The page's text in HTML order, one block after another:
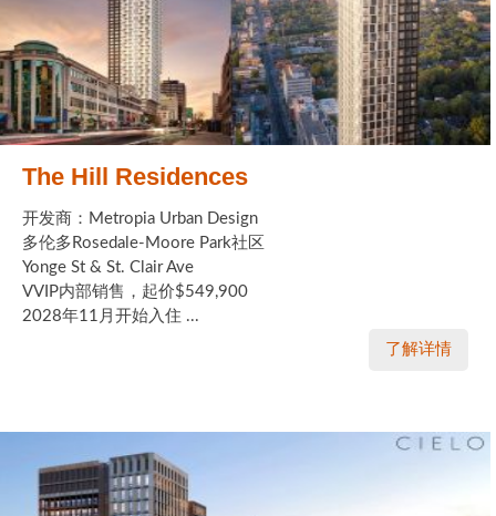
The Hill Residences
开发商：Metropia Urban Design
多伦多Rosedale-Moore Park社区
Yonge St & St. Clair Ave
VVIP内部销售，起价$549,900
2028年11月开始入住 ...
了解详情